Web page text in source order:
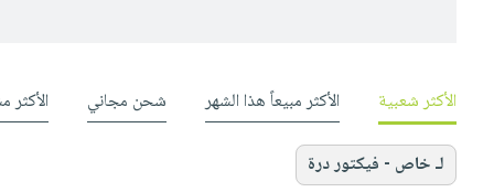
الأكثر شعبية الأكثر مبيعاً هذا الشهر شحن مجاني الأكثر
لـ خاص - فيكتور درة